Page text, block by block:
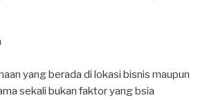
yang berada di lokasi bisnis maupun
sekali bukan faktor yang bsia